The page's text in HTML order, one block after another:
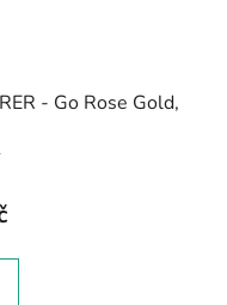
- Go Rose Gold,